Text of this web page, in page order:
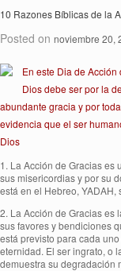
10 Razones Bíblicas de la
Posted on noviembre 20,
En este Dia de
Dios debe ser por la
abundante gracia y por
evidencia que el ser
Dios
1. La Acción de Gracias es
sus misericordias y por su
está en el Hebreo, YADAH,
2. La Acción de Gracias es
sus favores y bendiciones
está previsto para cada
eternidad. El ser ingrato, o
demuestra su degradación